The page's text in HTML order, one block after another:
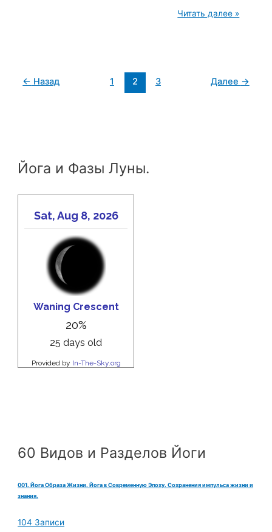
20250621
Читать далее »
← Назад 1 2 3 Далее →
Йога и Фазы Луны.
60 Видов и Разделов Йоги
001. Йога Образа Жизни. Йога в Современную Эпоху. Сохранения импульса жизни и
знания.
104 Записи